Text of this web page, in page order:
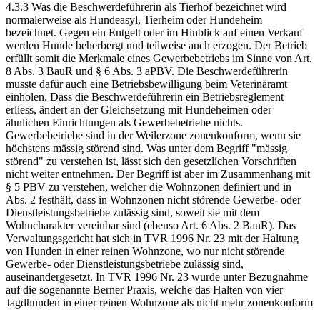
4.3.3 Was die Beschwerdeführerin als Tierhof bezeichnet wird
normalerweise als Hundeasyl, Tierheim oder Hundeheim
bezeichnet. Gegen ein Entgelt oder im Hinblick auf einen Verkauf
werden Hunde beherbergt und teilweise auch erzogen. Der Betrieb
erfüllt somit die Merkmale eines Gewerbebetriebs im Sinne von Art.
8 Abs. 3 BauR und § 6 Abs. 3 aPBV. Die Beschwerdeführerin
musste dafür auch eine Betriebsbewilligung beim Veterinäramt
einholen. Dass die Beschwerdeführerin ein Betriebsreglement
erliess, ändert an der Gleichsetzung mit Hundeheimen oder
ähnlichen Einrichtungen als Gewerbebetriebe nichts.
Gewerbebetriebe sind in der Weilerzone zonenkonform, wenn sie
höchstens mässig störend sind. Was unter dem Begriff "mässig
störend" zu verstehen ist, lässt sich den gesetzlichen Vorschriften
nicht weiter entnehmen. Der Begriff ist aber im Zusammenhang mit
§ 5 PBV zu verstehen, welcher die Wohnzonen definiert und in
Abs. 2 festhält, dass in Wohnzonen nicht störende Gewerbe- oder
Dienstleistungsbetriebe zulässig sind, soweit sie mit dem
Wohncharakter vereinbar sind (ebenso Art. 6 Abs. 2 BauR). Das
Verwaltungsgericht hat sich in TVR 1996 Nr. 23 mit der Haltung
von Hunden in einer reinen Wohnzone, wo nur nicht störende
Gewerbe- oder Dienstleistungsbetriebe zulässig sind,
auseinandergesetzt. In TVR 1996 Nr. 23 wurde unter Bezugnahme
auf die sogenannte Berner Praxis, welche das Halten von vier
Jagdhunden in einer reinen Wohnzone als nicht mehr zonenkonform